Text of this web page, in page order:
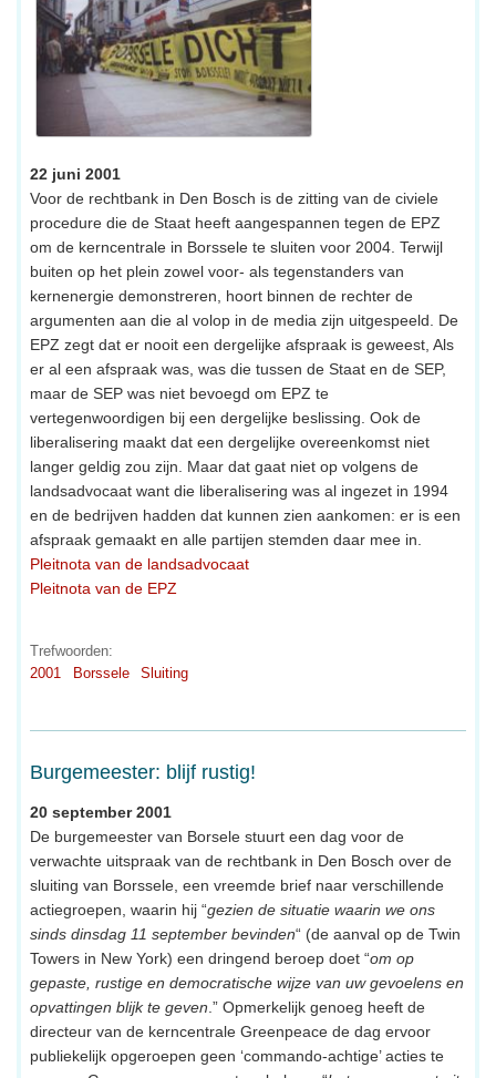
22 juni 2001
Voor de rechtbank in Den Bosch is de zitting van de civiele
procedure die de Staat heeft aangespannen tegen de EPZ
om de kerncentrale in Borssele te sluiten voor 2004. Terwijl
buiten op het plein zowel voor- als tegenstanders van
kernenergie demonstreren, hoort binnen de rechter de
argumenten aan die al volop in de media zijn uitgespeeld. De
EPZ zegt dat er nooit een dergelijke afspraak is geweest, Als
er al een afspraak was, was die tussen de Staat en de SEP,
maar de SEP was niet bevoegd om EPZ te
vertegenwoordigen bij een dergelijke beslissing. Ook de
liberalisering maakt dat een dergelijke overeenkomst niet
langer geldig zou zijn. Maar dat gaat niet op volgens de
landsadvocaat want die liberalisering was al ingezet in 1994
en de bedrijven hadden dat kunnen zien aankomen: er is een
afspraak gemaakt en alle partijen stemden daar mee in.
Pleitnota van de landsadvocaat
Pleitnota van de EPZ
Trefwoorden:
2001
Borssele Sluiting
Burgemeester: blijf rustig!
20 september 2001
De burgemeester van Borsele stuurt een dag voor de
verwachte uitspraak van de rechtbank in Den Bosch over de
sluiting van Borssele, een vreemde brief naar verschillende
actiegroepen, waarin hij “gezien de situatie waarin we ons
sinds dinsdag 11 september bevinden“ (de aanval op de Twin
Towers in New York) een dringend beroep doet “om op
gepaste, rustige en democratische wijze van uw gevoelens en
opvattingen blijk te geven .” Opmerkelijk genoeg heeft de
directeur van de kerncentrale Greenpeace de dag ervoor
publiekelijk opgeroepen geen ‘commando-achtige’ acties te